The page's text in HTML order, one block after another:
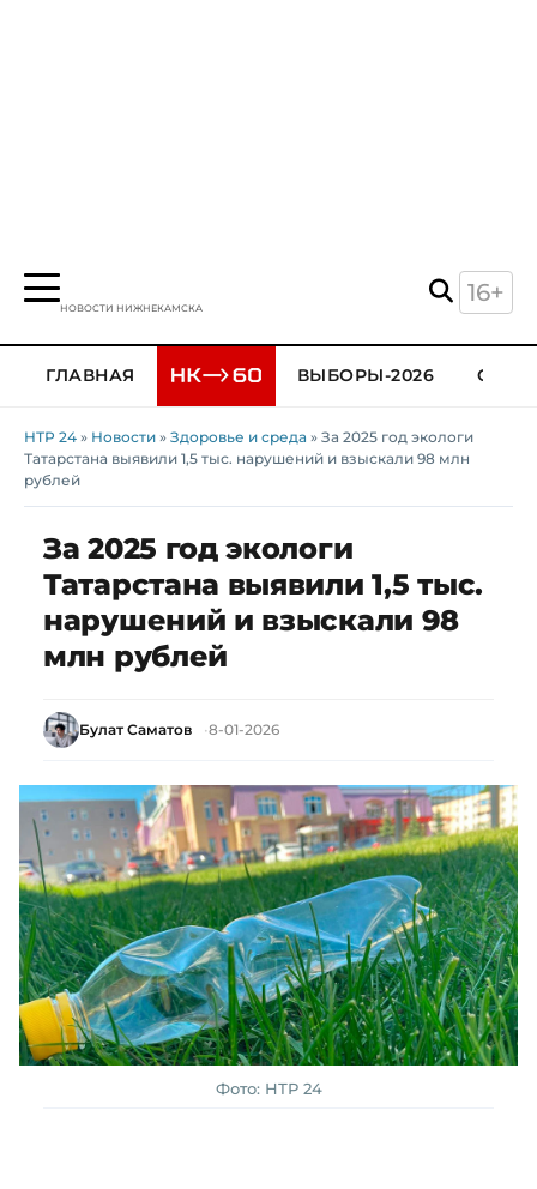
НОВОСТИ НИЖНЕКАМСКА
16+
ГЛАВНАЯ ВЫБОРЫ-2026
НТР 24 » Новости » Здоровье и среда » За 2025 год экологи
Татарстана выявили 1,5 тыс. нарушений и взыскали 98 млн
рублей
За 2025 год экологи
Татарстана выявили 1,5 тыс.
нарушений и взыскали 98
млн рублей
Булат Саматов 8-01-2026
Фото: НТР 24